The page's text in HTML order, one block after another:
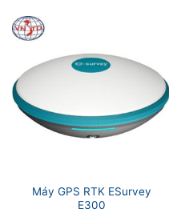
Máy GPS RTK ESurvey
E300